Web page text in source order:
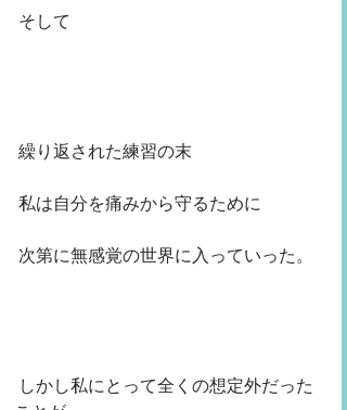
そして
繰り返された練習の末
私は自分を痛みから守るために
次第に無感覚の世界に入っていった。